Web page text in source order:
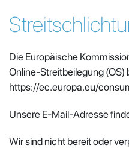
Die Europäische
Online-Streitbeilegung (OS)
https://ec.europa.eu/
Unsere E-Mail-Adresse
Wir sind nicht bereit oder